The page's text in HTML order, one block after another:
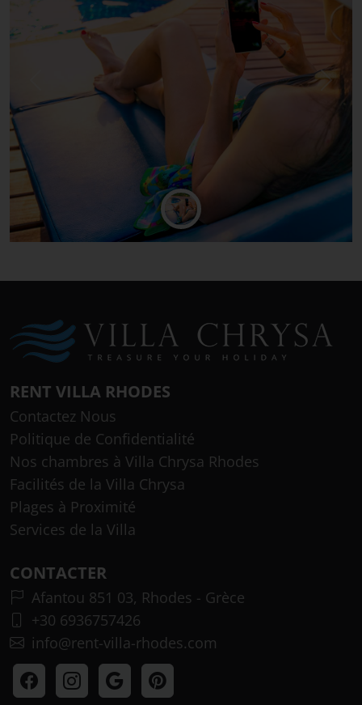
RENT VILLA RHODES
Contactez Nous
Politique de Confidentialité
Nos chambres à Villa Chrysa Rhodes
Facilités de la Villa Chrysa
Plages à Proximité
Services de la Villa
CONTACTER
Afantou 851 03, Rhodes - Grèce
+30 6936757426
info@rent-villa-rhodes.com